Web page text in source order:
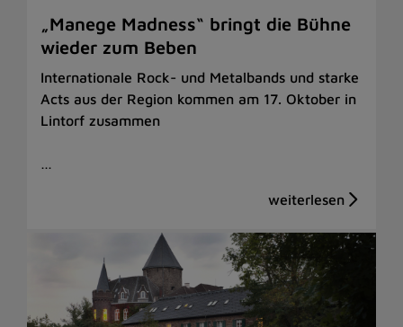
„Manege Madness“ bringt die Bühne
wieder zum Beben
Internationale Rock- und Metalbands und starke
Acts aus der Region kommen am 17. Oktober in
Lintorf zusammen
…